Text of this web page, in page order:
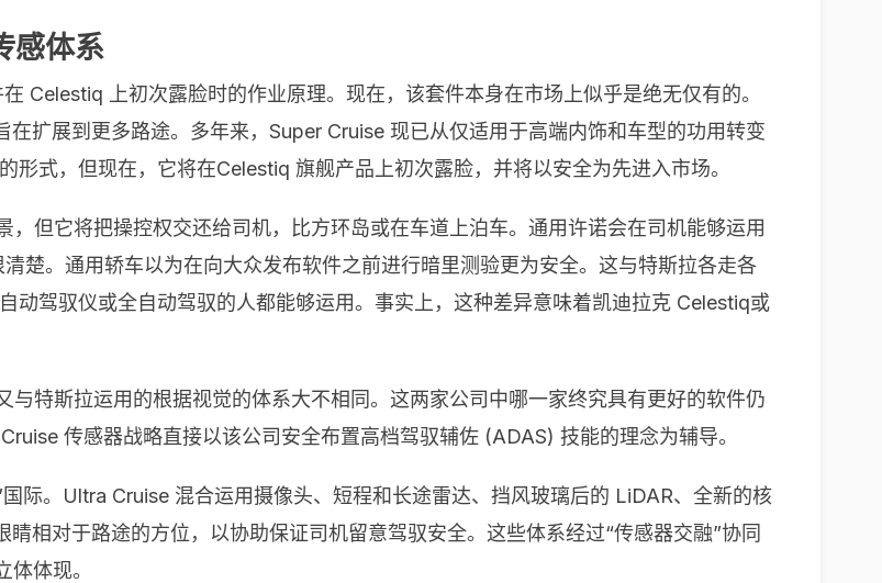
感体系
Celestiq 上初次露脸时的作业原理。现在，该套件本身在市场上似乎是绝无仅有的。
扩展到更多路途。多年来，Super Cruise 现已从仅适用于高端内饰和车型的功用转变
式，但现在，它将在Celestiq 旗舰产品上初次露脸，并将以安全为先进入市场。
但它将把操控权交还给司机，比方环岛或在车道上泊车。通用许诺会在司机能够运用
楚。通用轿车以为在向大众发布软件之前进行暗里测验更为安全。这与特斯拉各走各
动驾驭仪或全自动驾驭的人都能够运用。事实上，这种差异意味着凯迪拉克 Celestiq或
特斯拉运用的根据视觉的体系大不相同。这两家公司中哪一家终究具有更好的软件仍
传感器战略直接以该公司安全布置高档驾驭辅佐 (ADAS) 技能的理念为辅导。
际。Ultra Cruise 混合运用摄像头、短程和长途雷达、挡风玻璃后的 LiDAR、全新的核
相对于路途的方位，以协助保证司机留意驾驭安全。这些体系经过“传感器交融”协同
体现。